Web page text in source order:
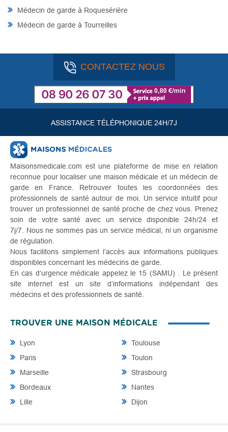
Médecin de garde à Roquesérière
Médecin de garde à Tourreilles
CONTACTEZ NOUS
ASSISTANCE TÉLÉPHONIQUE 24H/7J
Maisonsmedicale.com est une plateforme de mise en relation
reconnue pour localiser une maison médicale et un médecin de
garde en France. Retrouver toutes les coordonnées des
professionnels de santé autour de moi. Un service intuitif pour
trouver un professionnel de santé proche de chez vous. Prenez
soin de votre santé avec un service disponible 24h/24 et
7j/7. Nous ne sommes pas un service médical, ni un organisme
de régulation.
Nous facilitons simplement l’accès aux informations publiques
disponibles concernant les médecins de garde.
En cas d’urgence médicale appelez le 15 (SAMU) . Le présent
site internet est un site d’informations indépendant des
médecins et des professionnels de santé.
TROUVER UNE MAISON MÉDICALE
Lyon
Paris
Marseille
Bordeaux
Lille
Toulouse
Toulon
Strasbourg
Nantes
Dijon